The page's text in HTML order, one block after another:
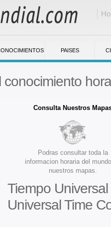
PAISES
conocimiento
Consulta Nuestros
Podras consultar toda la
informacion horaria del
nuestros mapas.
Tiempo
Universal Time